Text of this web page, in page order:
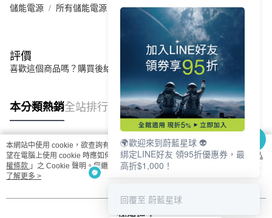
儲能電源 所有儲能電源
評價
喜歡這個商品嗎？購買後給他一個好評吧
本分類熱銷全站排行
熱門標籤
本網站中使用 cookie，欲查詢有關本網站使用 cookie 方式之詳情，及若您不希
望在電腦上使用 cookie 時應如何變更電腦的 cookie 設定，請參閱本網站「
隱私
權條款 」之 Cookie 聲明。您繼續使用本網站即表示您同意本公司得按本網站使
用條款之 Cookie 聲明使用 cookie。
了解更多 >
我知道了
🌍歡迎來到蔚藍星球 👽
綁定LINE好友 領95折優惠券，最
高折$1,000！
回覆至 蔚藍星球